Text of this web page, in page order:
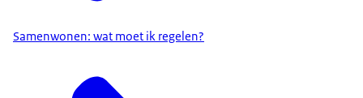
Samenwonen: wat moet ik regelen?